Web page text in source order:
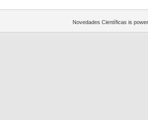
Novedades Científicas is